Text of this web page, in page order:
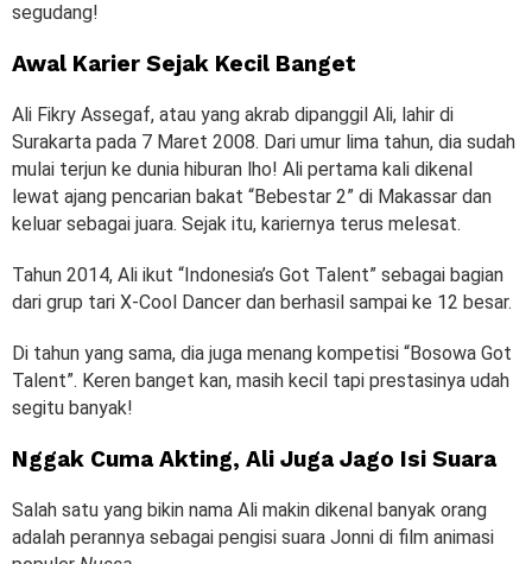
segudang!
Awal Karier Sejak Kecil Banget
Ali Fikry Assegaf, atau yang akrab dipanggil Ali, lahir di
Surakarta pada 7 Maret 2008. Dari umur lima tahun, dia sudah
mulai terjun ke dunia hiburan lho! Ali pertama kali dikenal
lewat ajang pencarian bakat “Bebestar 2” di Makassar dan
keluar sebagai juara. Sejak itu, kariernya terus melesat.
Tahun 2014, Ali ikut “Indonesia’s Got Talent” sebagai bagian
dari grup tari X-Cool Dancer dan berhasil sampai ke 12 besar.
Di tahun yang sama, dia juga menang kompetisi “Bosowa Got
Talent”. Keren banget kan, masih kecil tapi prestasinya udah
segitu banyak!
Nggak Cuma Akting, Ali Juga Jago Isi Suara
Salah satu yang bikin nama Ali makin dikenal banyak orang
adalah perannya sebagai pengisi suara Jonni di film animasi